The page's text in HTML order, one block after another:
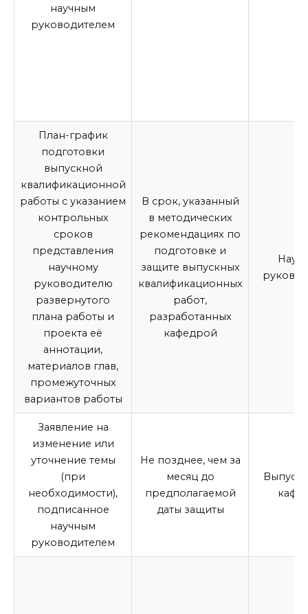
научным
руководителем
План-график
подготовки
выпускной
квалификационной
работы с указанием
контрольных
сроков
представления
научному
руководителю
развернутого
плана работы и
проекта её
аннотации,
материалов глав,
промежуточных
вариантов работы
В срок, указанный
в методических
рекомендациях по
подготовке и
защите выпускных
квалификационных
работ,
разработанных
кафедрой
Заявление на
изменение или
уточнение темы
(при
необходимости),
подписанное
научным
руководителем
Не позднее, чем за
месяц до
предполагаемой
даты защиты